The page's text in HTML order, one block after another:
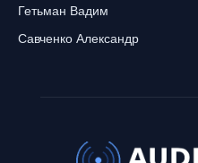
Гетьман Вадим
Савченко Александр